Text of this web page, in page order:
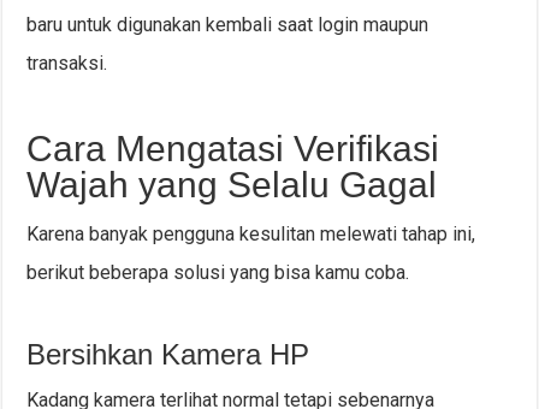
baru untuk digunakan kembali saat login maupun
transaksi.
Cara Mengatasi Verifikasi
Wajah yang Selalu Gagal
Karena banyak pengguna kesulitan melewati tahap ini,
berikut beberapa solusi yang bisa kamu coba.
Bersihkan Kamera HP
Kadang kamera terlihat normal tetapi sebenarnya